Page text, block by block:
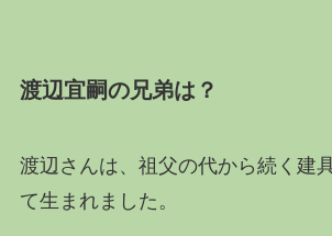
渡辺宜嗣の兄弟は？
渡辺さんは、祖父の代から続く建
て生まれました。